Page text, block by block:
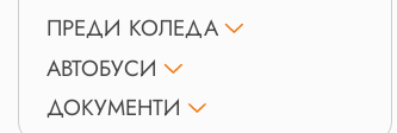
ПРЕДИ КОЛЕДА
АВТОБУСИ
ДОКУМЕНТИ